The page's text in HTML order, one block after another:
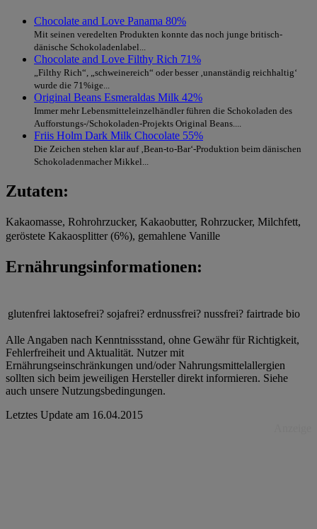
Chocolate and Love Panama 80%
Mit seinen veredelten Produkten konnte das noch junge britisch-
dänische Schokoladenlabel...
Chocolate and Love Filthy Rich 71%
„Filthy Rich“, „schweinereich“ oder besser ‚unanständig reichhaltig‘
wurde die 71%ige...
Original Beans Esmeraldas Milk 42%
Immer mehr Lebensmitteleinzelhändler führen die Schokoladen des
Aufforstungs-/Schokoladen-Projekts Original Beans....
Friis Holm Dark Milk Chocolate 55%
Die Zeichen stehen klar auf ‚Bean-to-Bar‘-Produktion beim dänischen
Schokoladenmacher Mikkel...
Zutaten:
Kakaomasse, Rohrohrzucker, Kakaobutter, Rohrzucker, Milchfett,
geröstete Kakaosplitter (6%), gemahlene Vanille
Ernährungsinformationen:
glutenfrei laktosefrei? sojafrei? erdnussfrei? nussfrei? fairtrade bio
Alle Angaben nach Kenntnissstand, ohne Gewähr für Richtigkeit,
Fehlerfreiheit und Aktualität. Nutzer mit
Ernährungseinschränkungen und/oder Nahrungsmittelallergien
sollten sich beim jeweiligen Hersteller direkt informieren. Siehe
auch unsere Nutzungsbedingungen.
Letztes Update am 16.04.2015